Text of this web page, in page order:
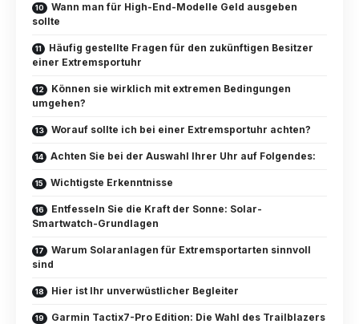
Wann man für High-End-Modelle Geld ausgeben
sollte
Häufig gestellte Fragen für den zukünftigen Besitzer
einer Extremsportuhr
Können sie wirklich mit extremen Bedingungen
umgehen?
Worauf sollte ich bei einer Extremsportuhr achten?
Achten Sie bei der Auswahl Ihrer Uhr auf Folgendes:
Wichtigste Erkenntnisse
Entfesseln Sie die Kraft der Sonne: Solar-
Smartwatch-Grundlagen
Warum Solaranlagen für Extremsportarten sinnvoll
sind
Hier ist Ihr unverwüstlicher Begleiter
Garmin Tactix7-Pro Edition: Die Wahl des Trailblazers